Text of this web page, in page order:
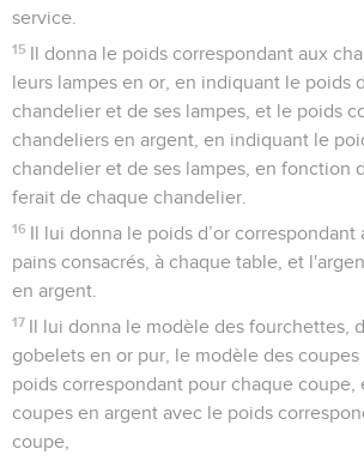
service.
15 Il donna le poids correspondant aux
leurs lampes en or, en indiquant le poids
chandelier et de ses lampes, et le poids
chandeliers en argent, en indiquant le
chandelier et de ses lampes, en fonction
ferait de chaque chandelier.
16 Il lui donna le poids d’or correspondant
pains consacrés, à chaque table, et
en argent.
17 Il lui donna le modèle des fourchettes,
gobelets en or pur, le modèle des coupes
poids correspondant pour chaque coupe,
coupes en argent avec le poids
coupe,